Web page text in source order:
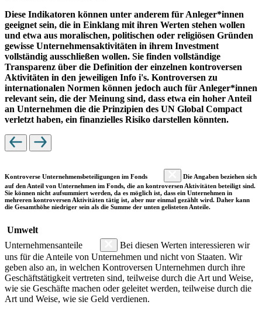
Diese Indikatoren können unter anderem für Anleger*innen
geeignet sein, die in Einklang mit ihren Werten stehen wollen
und etwa aus moralischen, politischen oder religiösen Gründen
gewisse Unternehmensaktivitäten in ihrem Investment
vollständig ausschließen wollen. Sie finden vollständige
Transparenz über die Definition der einzelnen kontroversen
Aktivitäten in den jeweiligen Info i's. Kontroversen zu
internationalen Normen können jedoch auch für Anleger*innen
relevant sein, die der Meinung sind, dass etwa ein hoher Anteil
an Unternehmen die die Prinzipien des UN Global Compact
verletzt haben, ein finanzielles Risiko darstellen könnten.
Kontroverse Unternehmensbeteiligungen im Fonds
Die Angaben beziehen sich
auf den Anteil von Unternehmen im Fonds, die an kontroversen Aktivitäten beteiligt sind.
Sie können nicht aufsummiert werden, da es möglich ist, dass ein Unternehmen in
mehreren kontroversen Aktivitäten tätig ist, aber nur einmal gezählt wird. Daher kann
die Gesamthöhe niedriger sein als die Summe der unten gelisteten Anteile.
Umwelt
Unternehmensanteile
Bei diesen Werten interessieren wir
uns für die Anteile von Unternehmen und nicht von Staaten. Wir
geben also an, in welchen Kontroversen Unternehmen durch ihre
Geschäftstätigkeit vertreten sind, teilweise durch die Art und Weise,
wie sie Geschäfte machen oder geleitet werden, teilweise durch die
Art und Weise, wie sie Geld verdienen.